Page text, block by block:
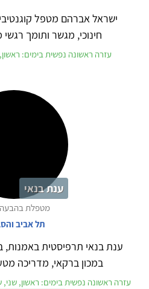
חינוכי, מגשר ותומך
עזרה ראשונה נפשית בימים:
ענת בנאי
מטפלת בהבעה
תל אביב
ענת בנאי תרפיסטית באמנות,
במכון ברקאי, מדריכה
עזרה ראשונה נפשית בימים: ראשון,